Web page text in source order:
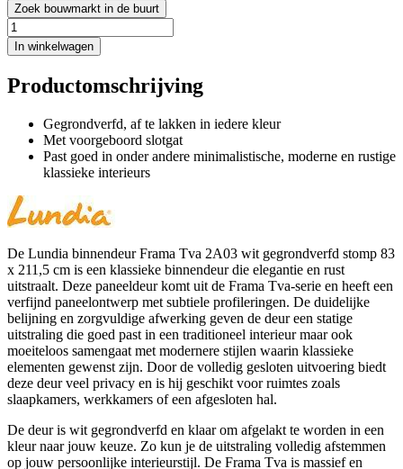
Zoek bouwmarkt in de buurt
In winkelwagen
Productomschrijving
Gegrondverfd, af te lakken in iedere kleur
Met voorgeboord slotgat
Past goed in onder andere minimalistische, moderne en rustige
klassieke interieurs
De Lundia binnendeur Frama Tva 2A03 wit gegrondverfd stomp 83
x 211,5 cm is een klassieke binnendeur die elegantie en rust
uitstraalt. Deze paneeldeur komt uit de Frama Tva-serie en heeft een
verfijnd paneelontwerp met subtiele profileringen. De duidelijke
belijning en zorgvuldige afwerking geven de deur een statige
uitstraling die goed past in een traditioneel interieur maar ook
moeiteloos samengaat met modernere stijlen waarin klassieke
elementen gewenst zijn. Door de volledig gesloten uitvoering biedt
deze deur veel privacy en is hij geschikt voor ruimtes zoals
slaapkamers, werkkamers of een afgesloten hal.
De deur is wit gegrondverfd en klaar om afgelakt te worden in een
kleur naar jouw keuze. Zo kun je de uitstraling volledig afstemmen
op jouw persoonlijke interieurstijl. De Frama Tva is massief en